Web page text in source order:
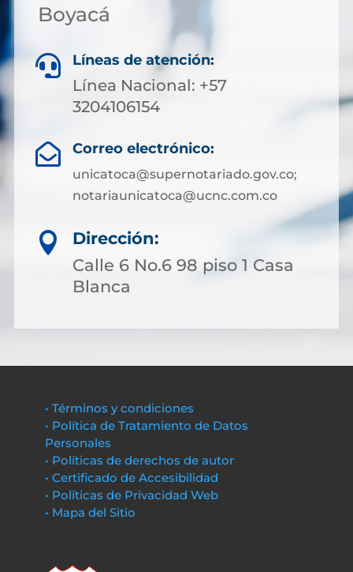
Boyacá
 Líneas de atención:
Línea Nacional: +57
3204106154
 Correo electrónico:
unicatoca@supernotariado.gov.co;
notariaunicatoca@ucnc.com.co

Dirección:
Calle 6 No.6 98 piso 1 Casa
Blanca
• Términos y condiciones
• Política de Tratamiento de Datos
Personales
• Políticas de derechos de autor
• Certificado de Accesibilidad
• Políticas de Privacidad Web
• Mapa del Sitio